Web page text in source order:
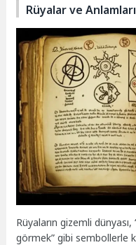
Rüyalar ve
Rüyaların gizemli
görmek” gibi sembollerle